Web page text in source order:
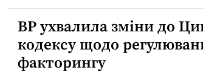
ВР ухвалила зміни до
кодексу щодо
факторингу